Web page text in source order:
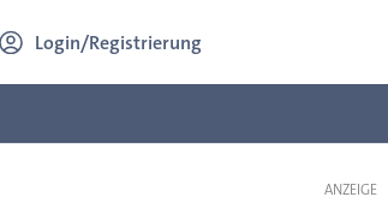
Login/Registrierung
ANZEIGE